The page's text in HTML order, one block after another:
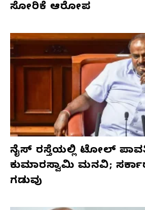
ಸೋರಿಕೆ ಆರೋಪ
ನೈಸ್ ರಸ್ತೆಯಲ್ಲಿ ಟೋಲ್
ಕುಮಾರಸ್ವಾಮಿ ಮನವಿ;
ಗಡುವು